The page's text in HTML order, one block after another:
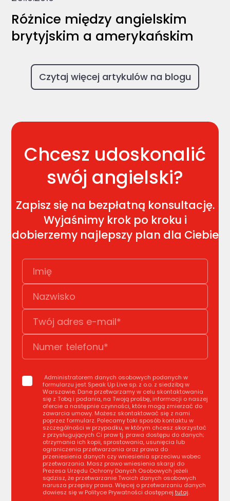
Różnice między angielskim
brytyjskim a amerykańskim
Czytaj więcej artykulów na blogu
Chcesz udoskonalić
swój angielski?
Zapisz się na bezpłatną konsultację.
Wyjaśnimy krok po kroku i
dobierzemy najlepszy plan dla Ciebie
Administratorem danych osobowych podanych w
formularzu jest Speak Up Live sp. z o.o. z siedzibą w
Warszawie. Dane przetwarzamy w celu skontaktowania
się z Tobą i podania, na Twoją prośbę, informacji o naszej
ofercie a następnie czynności, które mogą zmierzać do
zawarcia umowy. Możesz skontaktować się z nami
poprzez formularz. Polecamy taki sposób kontaktu w
szczególności w przypadku, w którym chcesz skorzystać
z przysługujących Ci praw tj. prawa dostępu do danych;
otrzymania ich kopii, sprostowania, usunięcia lub
ograniczenia przetwarzania oraz prawa do
przeniesienia danych czy wniesienia sprzeciwu wobec
przetwarzania. Masz prawo wniesienia skargi do
Prezesa Urzędu Ochrony Danych Osobowych jeżeli
sądzisz, że przetwarzanie Twoich danych osobowych
narusza przepisy prawa. Więcej o przetwarzaniu danych
dowiesz się w Polityce Prywatności dostępnej tutaj.